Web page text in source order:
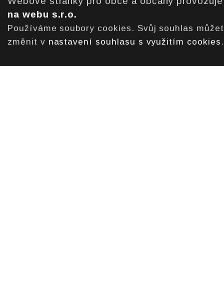
na webu s.r.o.
Používáme soubory cookies. Svůj souhlas
změnit v nastavení souhlasu s využitím cookies .